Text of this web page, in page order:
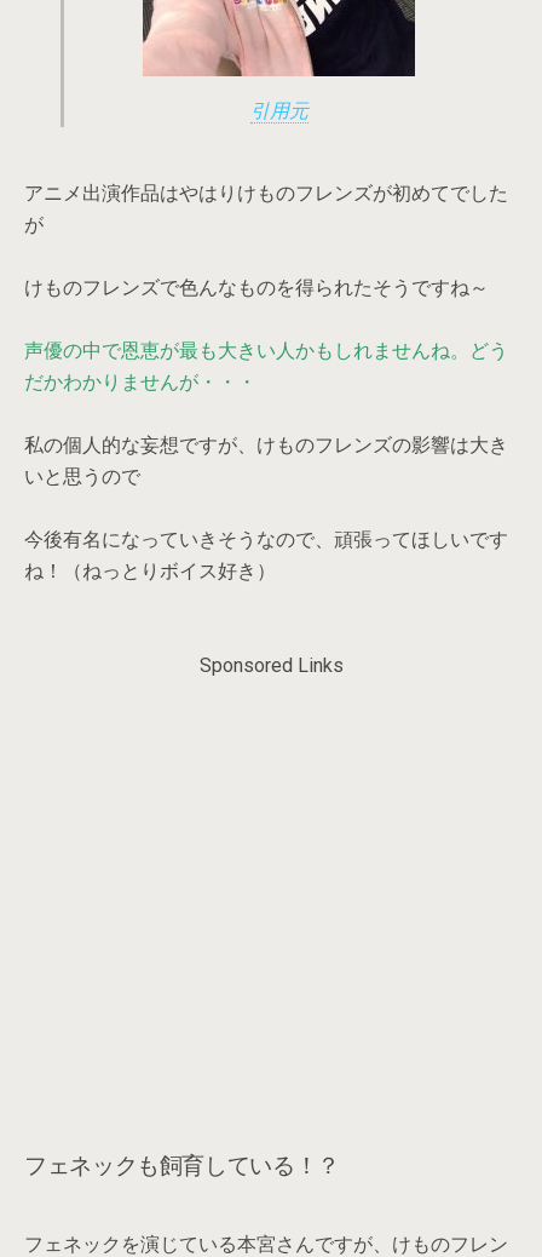
引用元
アニメ出演作品はやはりけものフレンズが初めてでした
が
けものフレンズで色んなものを得られたそうですね～
声優の中で恩恵が最も大きい人かもしれませんね。どう
だかわかりませんが・・・
私の個人的な妄想ですが、けものフレンズの影響は大き
いと思うので
今後有名になっていきそうなので、頑張ってほしいです
ね！（ねっとりボイス好き）
Sponsored Links
フェネックも飼育している！？
フェネックを演じている本宮さんですが、けものフレン